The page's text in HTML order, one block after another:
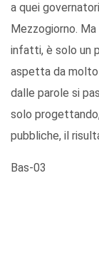
a quei
Mezzogiorno.
infatti, è solo un
aspetta da molto
dalle parole si
solo
pubbliche, il
Bas-03